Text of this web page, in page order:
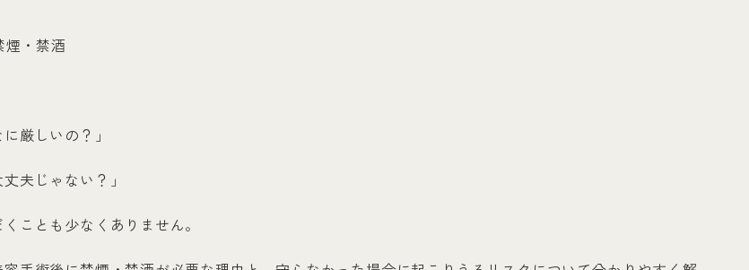
・禁酒
厳しいの？」
夫じゃない？」
ことも少なくありません。